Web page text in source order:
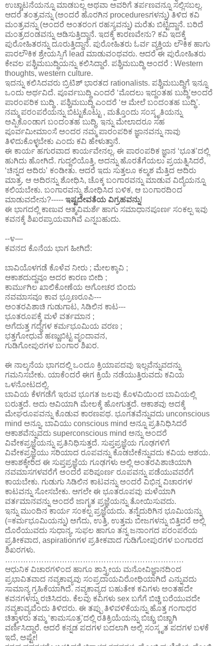
ಉಚ್ಚಾಟನೆಯನ್ನೂ ಮಾಡಬಲ್ಲ ಅಥವಾ ಅವರಿಗೆ ತರ್ಪಣವನ್ನೂ ಸಲ್ಲಿಸಬಲ್ಲ.
ಆದರೆ ತಂತ್ರವನ್ನು (ಅಂದರೆ ಹೊರಗಿನ proceduresಗಳನ್ನು) ತಿಳಿದ ಕವಿ
ಮಂತ್ರವನ್ನು (ಅಂದರೆ ಅಂತರಂಗ ರಹಸ್ಯವನ್ನು) ಮರೆತು ಬಿಟ್ಟಿದ್ದಾನೆ. ಬರಿದೆ
ಮಂತ್ರದಂಡವನ್ನು ಆಡಿಸುತ್ತಿದ್ದಾನೆ. ಇದಕ್ಕೆ ಕಾರಣವೇನು? ಕವಿ ಇದಕ್ಕೆ
ಪುರೋಹಿತರನ್ನು ದೂರುತ್ತಿದ್ದಾನೆ. ಪುರೋಹಿತರು ಓರ್ವ ವ್ಯಕ್ತಿಯ ಲೌಕಿಕ ಹಾಗು
ಪಾರಲೌಕಿಕ ಶ್ರೇಯಸ್ಸಿಗೆ lead ಮಾಡುವಂಥವರು. ಆದರೆ ಈ ಪುರೋಹಿತರು
ಕೇವಲ ಪಶ್ಚಿಮಬುದ್ಧಿಯನ್ನು ಕಲಿಸಿದ್ದಾರೆ. ಪಶ್ಚಿಮಬುದ್ಧಿ ಅಂದರೆ : Western
thoughts, western culture.
ಇದನ್ನು ಕಲಿಸಿದವರು ಬ್ರಿಟಿಶ್ ಭಾರತದ rationalists. ಪಶ್ಚಿಮಬುದ್ಧಿಗೆ ಇನ್ನೂ
ಒಂದು ಅರ್ಥವಿದೆ. ಪೂರ್ವಬುದ್ಧಿ ಎಂದರೆ ‘ಮೊದಲು ಇದ್ದಂತಹ ಬುದ್ಧಿ’ಅಂದರೆ
ಪಾರಂಪರಿಕ ಬುದ್ಧಿ . ಪಶ್ಚಿಮಬುದ್ಧಿ ಎಂದರೆ ‘ಆ ಮೇಲೆ ಬಂದಂತಹ ಬುದ್ಧಿ’.
ನಮ್ಮ ಪರಂಪರೆಯನ್ನು ಬಿಟ್ಟುಕೊಟ್ಟು , ಮತ್ತೊಂದು ಸಂಸ್ಕೃತಿಯನ್ನು
ಅಪ್ಪಿಕೊಂಡಾಗ ಬಂದಂತಹ ಬುದ್ಧಿ. ಇನ್ನು ಮೇಲಾದರೂ ಸಹ
ಪೂರ್ವಮೀಮಾಂಸೆ ಅಂದರ ನಮ್ಮ ಪಾರಂಪರಿಕ ಜ್ಞಾನವನ್ನು ನಾವು
ತಿಳಿದುಕೊಳ್ಳಬೇಕು ಎಂದು ಕವಿ ಹೇಳುತ್ತಾನೆ.
ಈ ಕಾರ್ಯ ಹಗುರವಾದ ಕಾರ್ಯವೇನಲ್ಲ. ಈ ಪಾರಂಪರಿಕ ಜ್ಞಾನ ‘ಭೂತ’ದಲ್ಲಿ
ಹುಗಿದು ಹೋಗಿದೆ. ಗುದ್ದಲಿಯೊತ್ತಿ, ಅದನ್ನು ಹೊರತೆಗೆಯಲು ಪ್ರಯತ್ನಿಸಿದರೆ,
‘ಚಿನ್ನದ ಅದಿರು’ ಕಂಡೀತು. ಆದರೆ ಇದು ಸುತ್ತಲೂ ಕಲ್ಮಶ ಮೆತ್ತಿದ ಅದಿರು
ಮಾತ್ರ. ಆ ಅದಿರನ್ನು ಶೋಧಿಸಿ, ಚೊಕ್ಕ ಬಂಗಾರವನ್ನು ಮಾಡುವ ವಿದ್ಯೆಯನ್ನೂ
ಕಲಿಯಬೇಕು. ಬಂಗಾರವನ್ನು ಶೋಧಿಸಿದ ಬಳಿಕ, ಆ ಬಂಗಾರದಿಂದ
ಮಾಡುವದೇನು?----- ಇಷ್ಟದೇವತೆಯ ವಿಗ್ರಹವನ್ನು!
ಈ ಭಾಗದಲ್ಲಿ ಕಾಣುವ ಆತ್ಮವಿಮರ್ಶೆ ಹಾಗು ಸಮಾಧಾನಪೂರ್ಣ ಸಂಕಲ್ಪ ಇವು
ಕವನಕ್ಕೆ ಶಿಖರಪ್ರಾಯವಾಗಿವೆ ಎನ್ನಬಹುದು.
--೪—
ಕವನದ ಕೊನೆಯ ಭಾಗ ಹೀಗಿದೆ:
ಬಾವಿಯೊಳಗಡೆ ಕೊಳೆವ ನೀರು ; ಮೇಲಕ್ಕಾವಿ ;
ಆಕಾಶದುದ್ದವೂ ಅದರ ಕಾರಣ ಬೀದಿ ;
ಕಾರ್ಮುಗಿಲ ಖಾಲಿಕೋಣೆಯ ಅಗೋಚರ ಬಿಂದು
ನವಮಾಸವೂ ಕಾವ ಭ್ರೂಣರೂಪಿ---
ಅಂತರಪಿಶಾಚಿ ಗುಡುಗಾಟ, ಸಿಡಿಲಿನ ಕಾಟ---
ಭೂತರೂಪಕ್ಕೆ ಮಳೆ ವರ್ತಮಾನ ;
ಅಗೆದುತ್ತ ಗದ್ದೆಗಳ ಕರ್ಮಭೂಮಿಯ ವರಣ ;
ಭತ್ತಗೋಧುವೆ ಹಣ್ಣುಬಿಟ್ಟ ವೃಂದಾವನ,
ಗುಡಿಗೋಪುರಗಳ ಬಂಗಾರ ಶಿಖರ.
ಈ ನಾಲ್ಕನೆಯ ಭಾಗದಲ್ಲಿ ಒಂದೂ ಕ್ರಿಯಾಪದವು ಇಲ್ಲವೆನ್ನುವದನ್ನು
ಗಮನಿಸಬೇಕು. ಯಾಕೆಂದರೆ ಈಗ ಕ್ರಿಯೆ ನಡೆಯುತ್ತಿರುವದು ಕವಿಯ
ಒಳನೋಟದಲ್ಲಿ.
ಬಾವಿಯ ಕೆಳಗಡೆಗೆ ಇರುವ ಭೂಗತ ಜಲವು ಕೊಳವಿಯಿಂದ ಬಾವಿಯಲ್ಲಿ
ಬರುತ್ತದೆ. ಅದು ಆವಿಯಾಗಿ ಮೇಲಕ್ಕೆ ಹೋಗುತ್ತದೆ. ಆಕಾಶವು ಅದಕ್ಕೆ
ಮೇಘರೂಪವನ್ನು ಕೊಡುವ ಕಾರಣಪಥ. ಭೂಗತವೆನ್ನುವದು unconscious
mind ಅನ್ನೂ, ಬಾವಿಯು conscious mind ಅನ್ನೂ ಪ್ರತಿನಿಧಿಸಿದರೆ
ಆಕಾಶವೆನ್ನುವದು superconscious mind ಅನ್ನು ಅಂದರೆ
ವಿವೇಕಪ್ರಜ್ಞೆಯನ್ನು ಪ್ರತಿನಿಧಿಸುತ್ತದೆ. ಸುಪ್ತಪ್ರಜ್ಞೆಯ ಗೂಢಗಳಿಗೆ
ವಿವೇಕಪ್ರಜ್ಞೆಯು ಸರಿಯಾದ ರೂಪವನ್ನು ಕೊಡಬೇಕೆನ್ನುವದು ಕವಿಯ ಆಶಯ.
ಆಕಾಶಕ್ಕೇರಿದ ಈ ಸುಪ್ತಪ್ರಜ್ಞೆಯ ಗೂಢಗಳು ಅಲ್ಲಿ ಅಂತರಪಿಶಾಚಿಯಾಗಿ
ನವಮಾಸಗಳವರೆಗೆ ಅಂದರೆ ಪರಿಪೂರ್ಣ ರೂಪವನ್ನು ಪಡೆಯುವವರೆಗೆ
ಕಾಯಬೇಕು. ಗುಡುಗು ಸಿಡಿಲಿನ ಕಾಟವನ್ನು ಅಂದರೆ ವಿಭಿನ್ನ ವಿಚಾರಗಳ
ಕಾಟವನ್ನು ಸೋಸಬೇಕು. ಆಗಲೇ ಈ ಭೂತರೂಪವು ಮಳೆಯಾಗಿ
ವರ್ತಮಾನವನ್ನು ಅಂದರೆ ಜಾಗೃತ ಪ್ರಜ್ಞೆಯನ್ನು ತೋಯಿಸುವದು.
ಇನ್ನು ಮುಂದಿನ ಕಾರ್ಯ ಸಂಕಲ್ಪ ಪ್ರಜ್ಞೆಯದು. ತನ್ನೆದುರಿಗಿನ ಭೂಮಿಯನ್ನು
(=ಕರ್ಮಭೂಮಿಯನ್ನು) ಅಗೆದು, ಉತ್ತಿ, ಉತ್ತಮ ಬೀಜಗಳನ್ನು ಬಿತ್ತಿದರೆ ಅಲ್ಲಿ
ದೊರೆಯುವದು ಸುಧಾನ್ಯ, ಸುಫಲ ಹಾಗೂ ತನ್ನ ಜನಾಂಗದ ಪರಂಪರೆಯ
ಪ್ರತೀಕವಾದ, aspirationಗಳ ಪ್ರತೀಕವಾದ ಗುಡಿಗೋಪುರಗಳ ಬಂಗಾರದ
ಶಿಖರಗಳು.
……………………………………………………………
ಆಧುನಿಕ ವಿಚಾರಗಳಿಂದ ಹಾಗೂ ಶಾಸ್ತ್ರೀಯ ಮನೋವಿಜ್ಞಾನದಿಂದ
ಪ್ರಭಾವಿತವಾದ ನವ್ಯಕಾವ್ಯವು ಸಂಪ್ರದಾಯವಿರೋಧಿಯಾಗಿದೆ ಎನ್ನುವದು
ಸಾಮಾನ್ಯ ಗ್ರಹಿಕೆಯಾಗಿದೆ. ನವ್ಯಕಾವ್ಯದ ಬಹುತೇಕ ಕವಿಗಳು ಅಂತಹದೇ
ಕವನಗಳನ್ನು ರಚಿಸಿದರು. ಕೆಲವು ಕವಿಗಳು sex ಬಗೆಗೆ ಬಿಚ್ಚಿ ಬರೆಯುವದೇ
ನವ್ಯಕಾವ್ಯವೆಂದು ತಿಳಿದರು. ಈ ತಪ್ಪು ತಿಳಿವಳಿಕೆಯನ್ನು ಹೊತ್ತ ಗಂಗಾಧರ
ಚಿತ್ತಾಳರು ತಮ್ಮ ‘ಕಾಮಸೂತ್ರ’ದಲ್ಲಿ ರತಿಕ್ರಿಯೆಯನ್ನು ಬಿಚ್ಚು ಬಿಚ್ಚಾಗಿ
ವರ್ಣಿಸಿದ್ದಾರೆ. ಆದರೆ ಕನ್ನಡ ಪದಗಳ ಬದಲಾಗಿ ಅಲ್ಲಿ ಸಂಸ್ಕೃತ ಪದಗಳ ಬಳಕೆ
ಇದೆ, ಅಷ್ಟೇ!